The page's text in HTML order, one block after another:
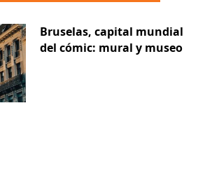
Bruselas, capital mundial
del cómic: mural y museo